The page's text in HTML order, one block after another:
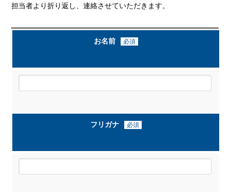
担当者より折り返し、連絡させていただきます。
お名前 必須
フリガナ 必須